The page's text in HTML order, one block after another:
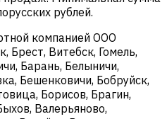
рублей.
компанией ООО
Брест, Витебск, Гомель,
Барань, Белыничи,
Бешенковичи, Бобруйск,
Борисов, Брагин,
Валерьяново,